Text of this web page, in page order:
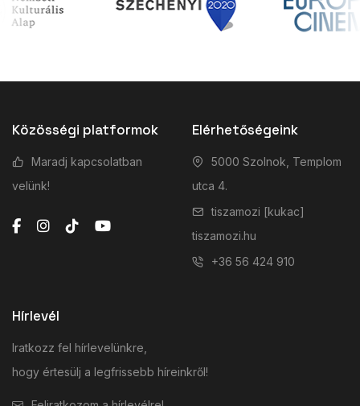
Közösségi platformok
Maradj kapcsolatban
velünk!
Elérhetőségeink
5000 Szolnok, Templom
utca 4.
tiszamozi [kukac]
tiszamozi.hu
+36 56 424 910
Hírlevél
Iratkozz fel hírlevelünkre,
hogy értesülj a legfrissebb híreinkről!